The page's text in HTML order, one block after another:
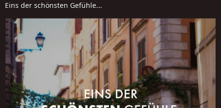
Eins der schönsten Gefühle...